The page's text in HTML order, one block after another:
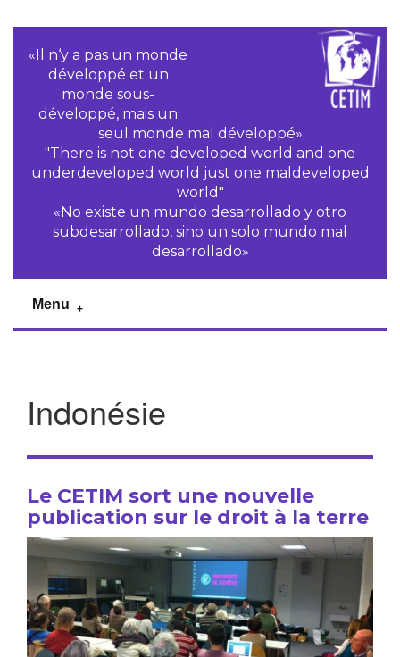
«Il n‘y a pas un monde
développé et un
monde sous-
développé, mais un
seul monde mal développé»
"There is not one developed world and one
underdeveloped world just one maldeveloped
world"
«No existe un mundo desarrollado y otro
subdesarrollado, sino un solo mundo mal
desarrollado»
Menu
Indonésie
Le CETIM sort une nouvelle
publication sur le droit à la terre